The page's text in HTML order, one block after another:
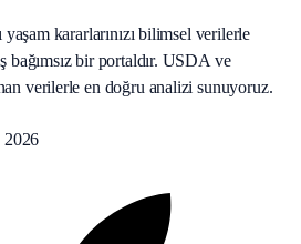
kararlarınızı bilimsel verilerle
bağımsız bir portaldır. USDA ve
verilerle en doğru analizi sunuyoruz.